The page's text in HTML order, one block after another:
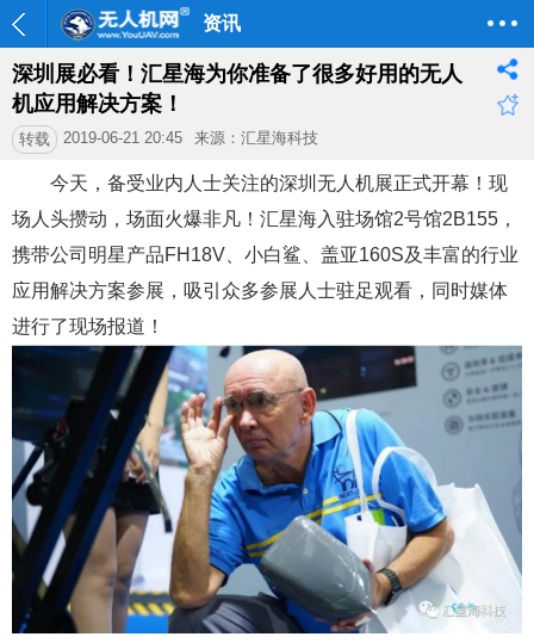
资讯
深圳展必看！汇星海为你准备了很多好用的无人
机应用解决方案！
转载 2019-06-21 20:45 来源：汇星海科技
今天，备受业内人士关注的深圳无人机展正式开幕！现
场人头攒动，场面火爆非凡！汇星海入驻场馆2号馆2B155，
携带公司明星产品FH18V、小白鲨、盖亚160S及丰富的行业
应用解决方案参展，吸引众多参展人士驻足观看，同时媒体
进行了现场报道！